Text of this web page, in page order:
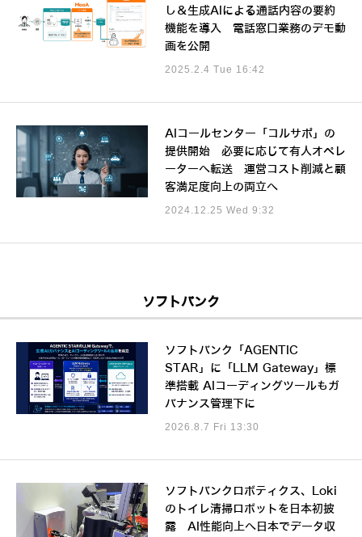
し＆生成AIによる通話内容の要約
機能を導入 電話窓口業務のデモ動
画を公開
2025.2.4 Tue 16:42
AIコールセンター「コルサポ」の
提供開始 必要に応じて有人オペレ
ーターへ転送 運営コスト削減と顧
客満足度向上の両立へ
2024.12.25 Wed 9:32
ソフトバンク
ソフトバンク「AGENTIC
STAR」に「LLM Gateway」標
準搭載 AIコーディングツールもガ
バナンス管理下に
2026.8.7 Fri 13:30
ソフトバンクロボティクス、Loki
のトイレ清掃ロボットを日本初披
露 AI性能向上へ日本でデータ収